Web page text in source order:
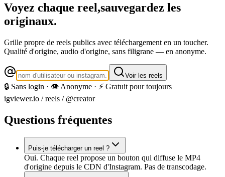
Voyez chaque reel,sauvegardez les
originaux.
Grille propre de reels publics avec téléchargement en un toucher.
Qualité d'origine, audio d'origine, sans filigrane — en anonyme.
Voir les reels
🔒 Sans login · 👁️ Anonyme · ⚡ Gratuit pour toujours
igviewer.io /reels / @creator
Questions fréquentes
Puis-je télécharger un reel ?
Oui. Chaque reel propose un bouton qui diffuse le MP4
d'origine depuis le CDN d'Instagram. Pas de transcodage.